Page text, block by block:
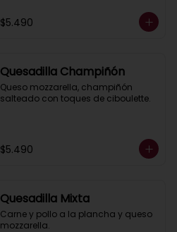
$5.490
Quesadilla Champiñón
Queso mozzarella, champiñón
salteado con toques de ciboulette.
$5.490
Quesadilla Mixta
Carne y pollo a la plancha y queso
mozzarella.